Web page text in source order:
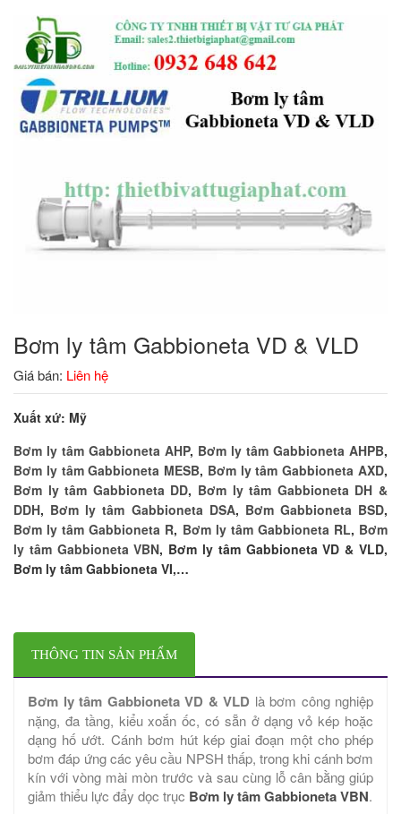
Bơm ly tâm Gabbioneta VD & VLD
Giá bán: Liên hệ
Xuất xứ: Mỹ
Bơm ly tâm Gabbioneta AHP, Bơm ly tâm Gabbioneta AHPB,
Bơm ly tâm Gabbioneta MESB, Bơm ly tâm Gabbioneta AXD,
Bơm ly tâm Gabbioneta DD, Bơm ly tâm Gabbioneta DH &
DDH, Bơm ly tâm Gabbioneta DSA, Bơm Gabbioneta BSD,
Bơm ly tâm Gabbioneta R, Bơm ly tâm Gabbioneta RL, Bơm
ly tâm Gabbioneta VBN, Bơm ly tâm Gabbioneta VD & VLD,
Bơm ly tâm Gabbioneta VI,…
THÔNG TIN SẢN PHẨM
Bơm ly tâm Gabbioneta VD & VLD là bơm công nghiệp
nặng, đa tầng, kiểu xoắn ốc, có sẵn ở dạng vỏ kép hoặc
dạng hố ướt. Cánh bơm hút kép giai đoạn một cho phép
bơm đáp ứng các yêu cầu NPSH thấp, trong khi cánh bơm
kín với vòng mài mòn trước và sau cùng lỗ cân bằng giúp
giảm thiểu lực đẩy dọc trục Bơm ly tâm Gabbioneta VBN.